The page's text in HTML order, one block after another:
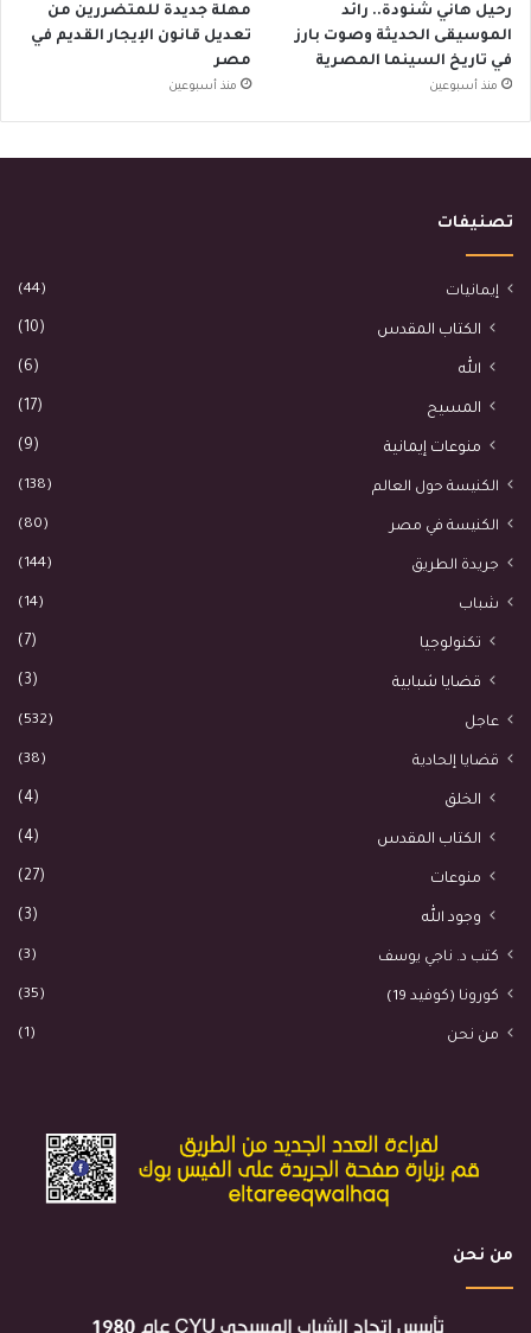
رحيل هاني شنودة.. رائد
الموسيقى الحديثة وصوت بارز
في تاريخ السينما المصرية
منذ أسبوعين
مهلة جديدة للمتضررين من
تعديل قانون الإيجار القديم في
مصر
منذ أسبوعين
تصنيفات
إيمانيات (44)
الكتاب المقدس (10)
الله (6)
المسيح (17)
منوعات إيمانية (9)
الكنيسة حول العالم (138)
الكنيسة في مصر (80)
جريدة الطريق (144)
شباب (14)
تكنولوجيا (7)
قضايا شبابية (3)
عاجل (532)
قضايا إلحادية (38)
الخلق (4)
الكتاب المقدس (4)
منوعات (27)
وجود الله (3)
كتب د. ناجي يوسف (3)
كورونا (كوفيد 19) (35)
من نحن (1)
من نحن